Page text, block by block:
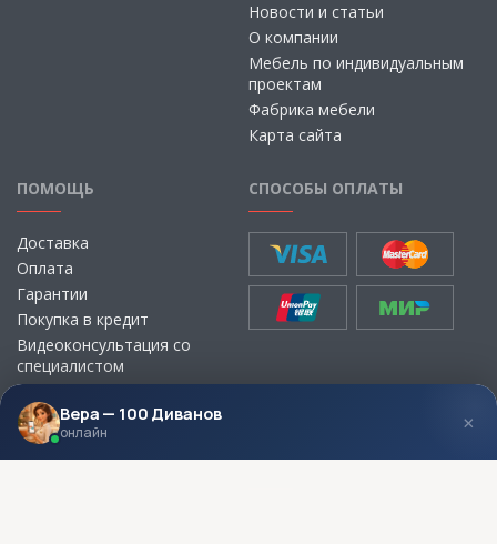
Новости и статьи
О компании
Мебель по индивидуальным
проектам
Фабрика мебели
Карта сайта
ПОМОЩЬ
Доставка
Оплата
Гарантии
Покупка в кредит
Видеоконсультация со
специалистом
Выбор ткани для мебели без
визита в магазин
СПОСОБЫ ОПЛАТЫ
МЫ В СОЦСЕТЯХ КОНТАКТЫ
Вера — 100 Диванов
онлайн ×